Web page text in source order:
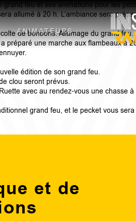
ANIMATEURS
feu et ses animations pour les
allumé à 20 h. L’ambiance sera
de bonbons. Allumage du grand feu.
préparé une marche aux flambeaux à
édition de son grand feu.
clou seront prévus.
avec au rendez-vous une
grand feu, et le pecket vous
et de